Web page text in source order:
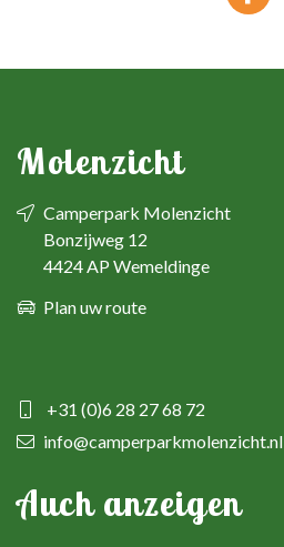
Molenzicht
Camperpark Molenzicht
Bonzijweg 12
4424 AP Wemeldinge
Plan uw route
+31 (0)6 28 27 68 72
info@camperparkmolenzicht.nl
Auch anzeigen